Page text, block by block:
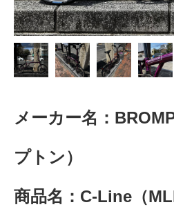
メーカー名：
プトン）
商品名：C-Line（